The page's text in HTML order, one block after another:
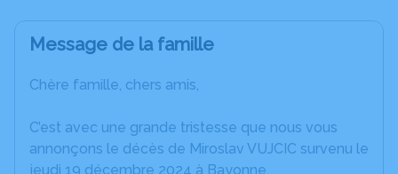
Message de la famille
Chère famille, chers amis,
C’est avec une grande tristesse que nous vous
annonçons le décès de Miroslav VUJCIC survenu le
jeudi 19 décembre 2024 à Bayonne.